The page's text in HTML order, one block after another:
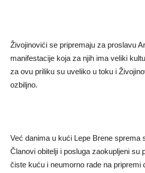
Živojinovići se pripremaju za proslavu
manifestacije koja za njih ima veliki
za ovu priliku su uveliko u toku i
ozbiljno.
Već danima u kući Lepe Brene sprema
Članovi obitelji i posluga zaokupljeni su
čiste kuću i neumorno rade na pripremi